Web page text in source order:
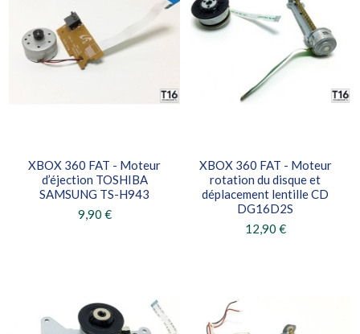
XBOX 360 FAT - Moteur
d’éjection TOSHIBA
SAMSUNG TS-H943
9,90 €
XBOX 360 FAT - Moteur
rotation du disque et
déplacement lentille CD
DG16D2S
12,90 €